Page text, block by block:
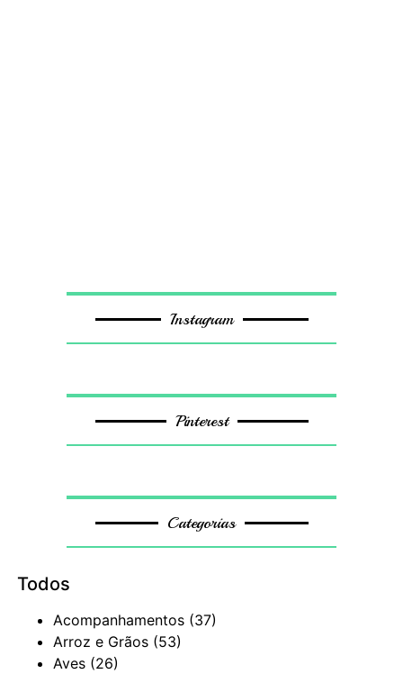
Instagram
Pinterest
Categorias
Todos
Acompanhamentos (37)
Arroz e Grãos (53)
Aves (26)